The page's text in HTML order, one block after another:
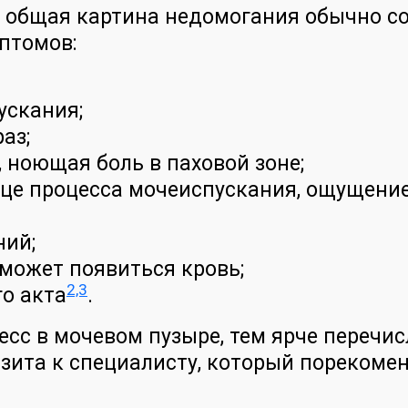
картина недомогания обычно
боль в паховой зоне;
процесса мочеиспускания,
появиться кровь;
акта2,3.
в мочевом пузыре, тем ярче
к специалисту, который